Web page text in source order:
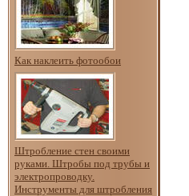
Как наклеить фотообои
Штробление стен своими
руками. Штробы под трубы и
электропроводку.
Инструменты для штробления